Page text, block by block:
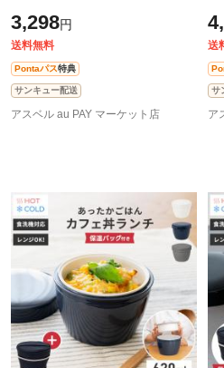
ンチボックス ランチジャー 女子
3,298円
送料無料
Pontaパス特典
サンキュー配送
アスベル au PAY マーケット店
ジ
送
サ
ア